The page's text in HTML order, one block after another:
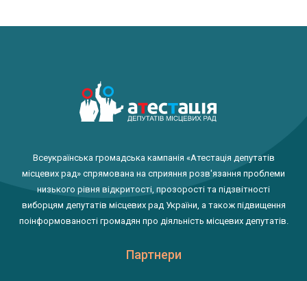
Всеукраїнська громадська кампанія «Атестація депутатів
місцевих рад» спрямована на сприяння розв'язання проблеми
низького рівня відкритості, прозорості та підзвітності
виборцям депутатів місцевих рад України, а також підвищення
поінформованості громадян про діяльність місцевих депутатів.
Партнери